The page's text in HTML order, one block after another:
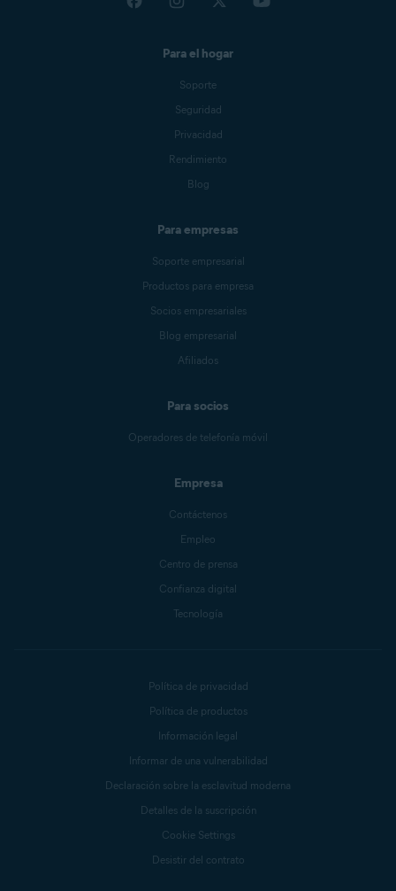
Para el hogar
Soporte
Seguridad
Privacidad
Rendimiento
Blog
Para empresas
Soporte empresarial
Productos para empresa
Socios empresariales
Blog empresarial
Afiliados
Para socios
Operadores de telefonía móvil
Empresa
Contáctenos
Empleo
Centro de prensa
Confianza digital
Tecnología
Política de privacidad
Política de productos
Información legal
Informar de una vulnerabilidad
Declaración sobre la esclavitud moderna
Detalles de la suscripción
Cookie Settings
Desistir del contrato